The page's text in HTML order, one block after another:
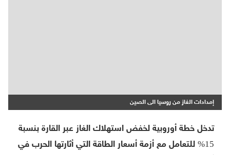
إمدادات الغاز من روسيا الى الصين
تدخل خطة أوروبية لخفض استهلاك الغاز عبر القارة بنسبة
15% للتعامل مع أزمة أسعار الطاقة التي أثارتها الحرب في